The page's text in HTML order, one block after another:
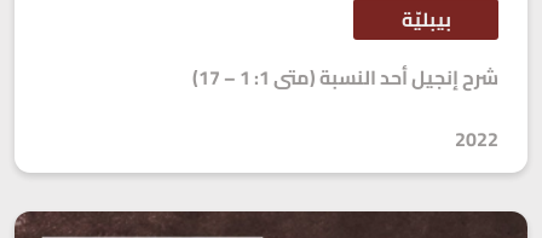
بيبليّة
شرح إنجيل أحد النسبة (متى 1: 1 – 17)
2022